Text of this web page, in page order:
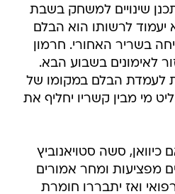
שינויים למשחק בשבת
יעמוד לרשותו הוא הבלם
בשריר האחורי. חרמון
לאימונים בשבוע הבא.
לעמדת הבלם במקומו של
מי מבין קשריו יחליף את
סשה סטויאנוביץ
מפציעות ומחר אמורים
ואז יתבררו חומרת